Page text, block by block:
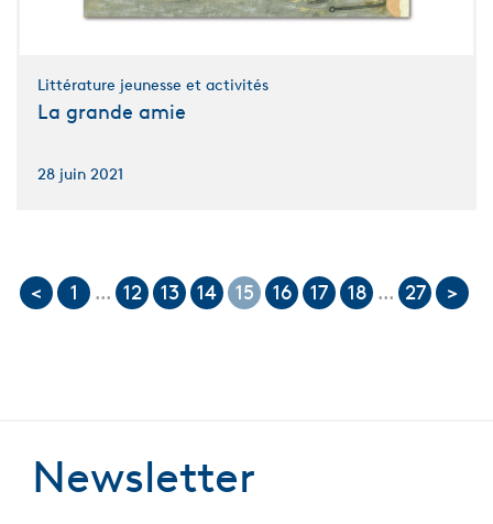
Littérature jeunesse et activités
La grande amie
28 juin 2021
< 1 ... 12 13 14 15 16 17 18 ... 27 >
Newsletter